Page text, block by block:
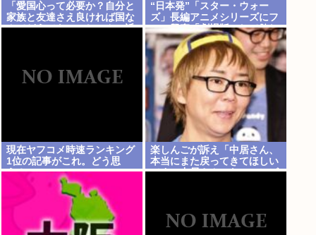
「愛国心って必要か？自分と
家族と友達さえ良ければ国な
んてどうでもいいじゃん。近
“日本発”「スター・ウォー
ズ」長編アニメシリーズにフ
ァン興奮「劇場版にして欲し
い」「艦隊戦も派手で面白
い」
現在ヤフコメ時速ランキング
1位の記事がこれ。どう思
う？
楽しんごが訴え「中居さん、
本当にまた戻ってきてほしい
です。中居さんいないテレビ